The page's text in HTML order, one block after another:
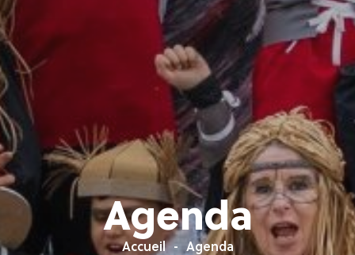
Agenda
Accueil Agenda